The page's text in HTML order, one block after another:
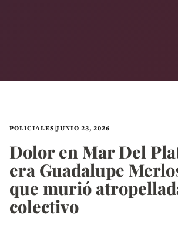
POLICIALES|JUNIO 23, 2026
Dolor en Mar Del
era Guadalupe
que murió
colectivo